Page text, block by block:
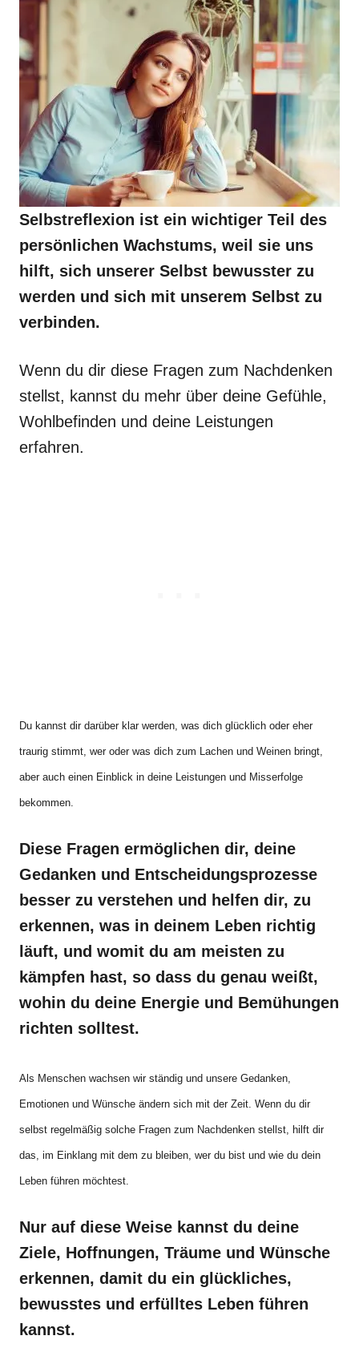
Selbstreflexion ist ein wichtiger Teil des
persönlichen Wachstums, weil sie uns
hilft, sich unserer Selbst bewusster zu
werden und sich mit unserem Selbst zu
verbinden.
Wenn du dir diese Fragen zum Nachdenken
stellst, kannst du mehr über deine Gefühle,
Wohlbefinden und deine Leistungen
erfahren.
Du kannst dir darüber klar werden, was dich glücklich oder eher
traurig stimmt, wer oder was dich zum Lachen und Weinen bringt,
aber auch einen Einblick in deine Leistungen und Misserfolge
bekommen.
Diese Fragen ermöglichen dir, deine
Gedanken und Entscheidungsprozesse
besser zu verstehen und helfen dir, zu
erkennen, was in deinem Leben richtig
läuft, und womit du am meisten zu
kämpfen hast, so dass du genau weißt,
wohin du deine Energie und Bemühungen
richten solltest.
Als Menschen wachsen wir ständig und unsere Gedanken,
Emotionen und Wünsche ändern sich mit der Zeit. Wenn du dir
selbst regelmäßig solche Fragen zum Nachdenken stellst, hilft dir
das, im Einklang mit dem zu bleiben, wer du bist und wie du dein
Leben führen möchtest.
Nur auf diese Weise kannst du deine
Ziele, Hoffnungen, Träume und Wünsche
erkennen, damit du ein glückliches,
bewusstes und erfülltes Leben führen
kannst.